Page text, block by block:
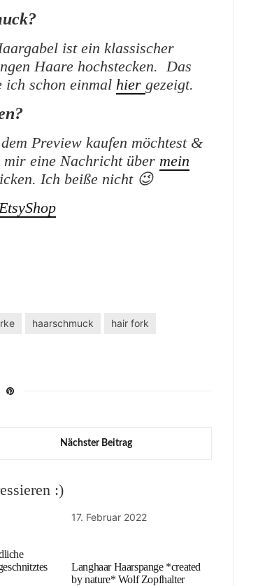
ist ein klassischer
Haare hochstecken. Das
ich schon einmal hier gezeigt.
Preview kaufen möchtest &
mir eine Nachricht über mein
Ich beiße nicht 😉
EtsyShop
haarschmuck
hair fork
Nächster Beitrag
:)
17. Februar 2022
Langhaar Haarspange *created
by nature* Wolf Zopfhalter